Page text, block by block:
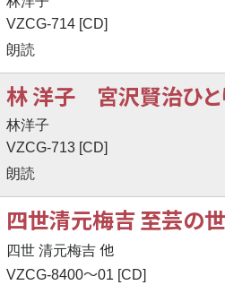
VZCG-714 [CD]
朗読
林 洋子 宮沢賢治ひと
林洋子
VZCG-713 [CD]
朗読
四世清元梅吉 至芸の世
四世 清元梅吉 他
VZCG-8400〜01 [CD]